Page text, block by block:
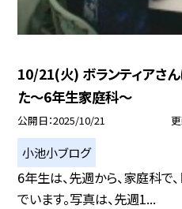
10/21(火) ボランティアさん
た～6年生家庭科～
公開日 2025/10/21
小池小ブログ
6年生は、先週から、家庭科で
でいます。写真は、先週1...